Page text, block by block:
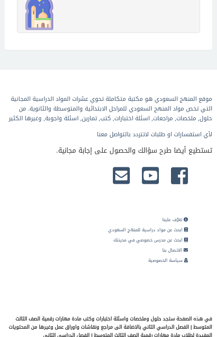
موقع المنهج السعودي هو مكتبة متكاملة تحوي عشرات المواد الدراسية المجانية
التي تخص مواد المنهج السعودي للمراحل الابتدائية والمتوسطة والثانوية. من
حلول, ملخصات, مراجعات, اسئلة اختبارات, كتب, تمارين, اسئلة واجوبة, وغيرها الكثير
لأي استفسارات او طلبات لاتتردد بالتواصل معنا
تستطيع أيضا طرح سؤالك والحصول على إجابة مجانية.
تعرّف علينا
ابحث عن مواد دراسية للمنهج السعودي
ابحث عن مدرس خصوصي في مدينتك
الاتصال بنا
سياسة الخصوصية
في هذه الصفحة ستجد حلول وملخصات واسئلة اختبارات وكتب مادة مهارات رقمية الصف الثالث
المتوسط | الفصل الدراسي الثاني بالاضافة الى مراجع ونقاشات واوراق عمل وغيرها من المحتويات